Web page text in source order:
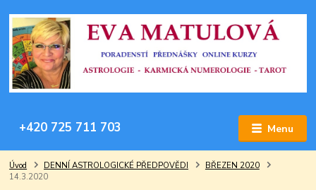
Menu
+420 725 711 703
Úvod DENNÍ ASTROLOGICKÉ PŘEDPOVĚDI
BŘEZEN 2020
14.3.2020